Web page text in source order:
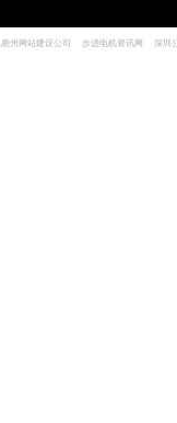
惠州网站建设公司 步进电机资讯网 深圳